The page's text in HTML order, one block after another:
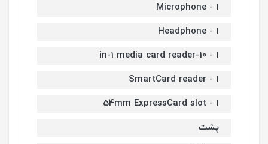
1 - Microphone
1 - Headphone
1 - 10-in-1 media card reader
1 - SmartCard reader
1 - 54mm ExpressCard slot
پشت